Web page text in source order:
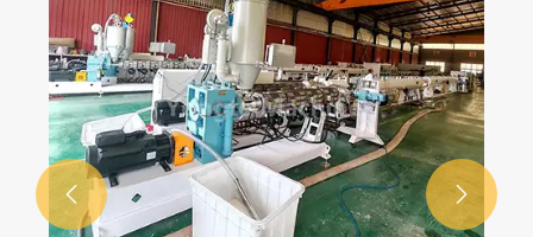
 